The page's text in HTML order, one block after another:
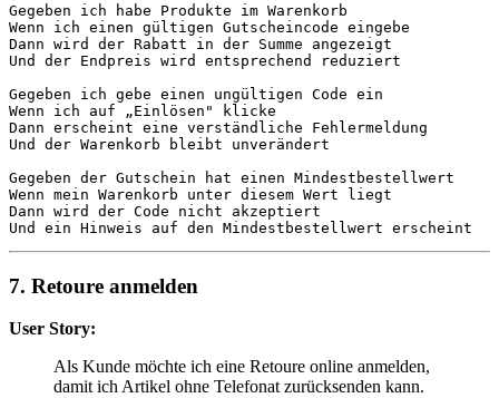
Gegeben
Wenn
Dann
Und
der Endpreis wird entsprechend reduziert
Gegeben
Wenn
Dann
Und
der Warenkorb bleibt unverändert
Gegeben
Wenn
Dann
Und
ein Hinweis auf den Mindestbestellwert erscheint
7. Retoure anmelden
User Story:
Als Kunde möchte ich eine Retoure online anmelden,
damit ich Artikel ohne Telefonat zurücksenden kann.